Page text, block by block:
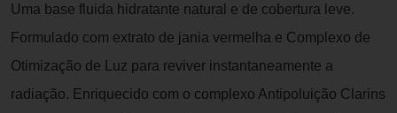
Uma base fluida hidratante natural e de cobertura leve.
Formulado com extrato de jania vermelha e Complexo de
Otimização de Luz para reviver instantaneamente a
radiação. Enriquecido com o complexo Antipoluição Clarins